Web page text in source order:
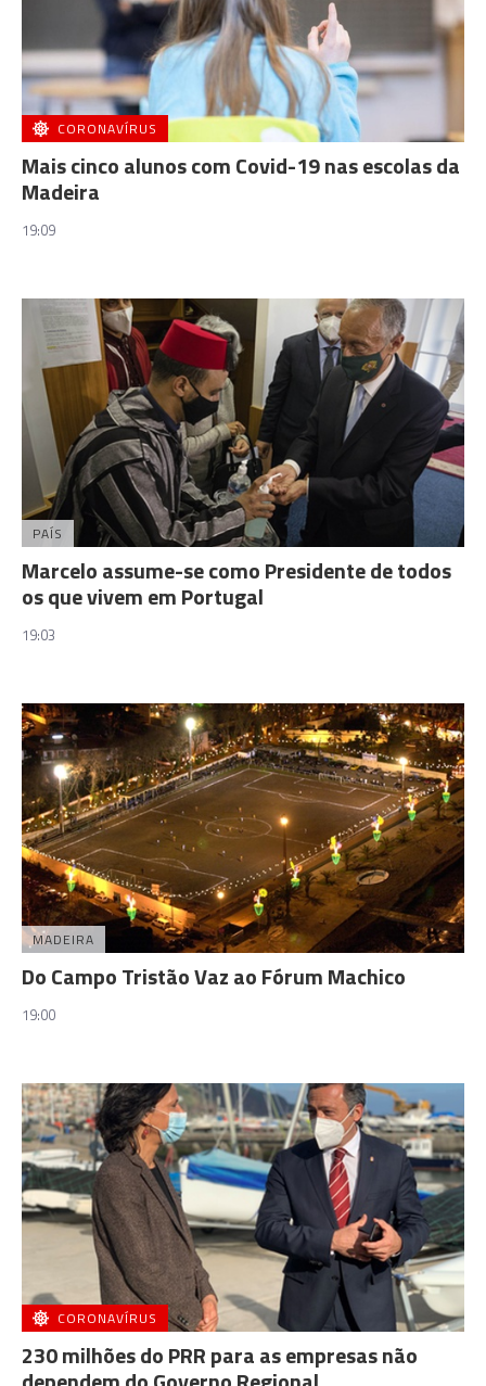
CORONAVÍRUS
Mais cinco alunos com Covid-19 nas escolas da
Madeira
19:09
PAÍS
Marcelo assume-se como Presidente de todos
os que vivem em Portugal
19:03
MADEIRA
Do Campo Tristão Vaz ao Fórum Machico
19:00
CORONAVÍRUS
230 milhões do PRR para as empresas não